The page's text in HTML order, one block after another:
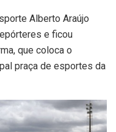
Alberto Araújo
e ficou
que coloca o
praça de esportes da